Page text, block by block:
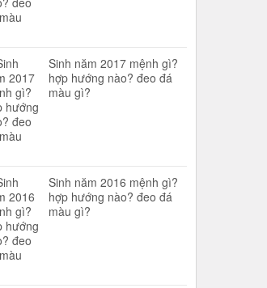
Sinh năm 2017 mệnh gì?
hợp hướng nào? đeo đá
màu gì?
Sinh năm 2016 mệnh gì?
hợp hướng nào? đeo đá
màu gì?